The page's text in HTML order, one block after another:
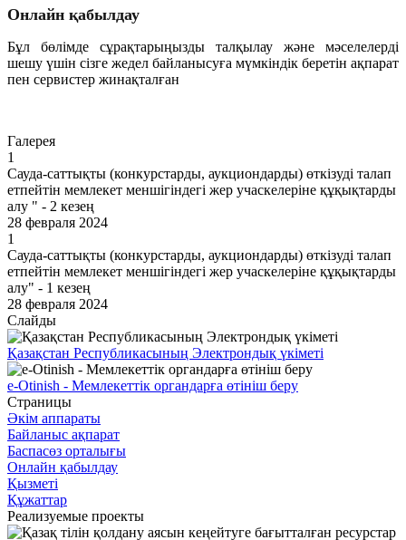
Онлайн қабылдау
Бұл бөлімде сұрақтарыңызды талқылау және мәселелерді
шешу үшін сізге жедел байланысуға мүмкіндік беретін ақпарат
пен сервистер жинақталған
Галерея
1
Сауда-саттықты (конкурстарды, аукциондарды) өткізуді талап
етпейтін мемлекет меншігіндегі жер учаскелеріне құқықтарды
алу " - 2 кезең
28 февраля 2024
1
Сауда-саттықты (конкурстарды, аукциондарды) өткізуді талап
етпейтін мемлекет меншігіндегі жер учаскелеріне құқықтарды
алу" - 1 кезең
28 февраля 2024
Слайды
Қазақстан Республикасының Электрондық үкіметі
e-Otinish - Мемлекеттік органдарға өтініш беру
Страницы
Әкім аппараты
Байланыс ақпарат
Баспасөз орталығы
Онлайн қабылдау
Қызметі
Құжаттар
Реализуемые проекты